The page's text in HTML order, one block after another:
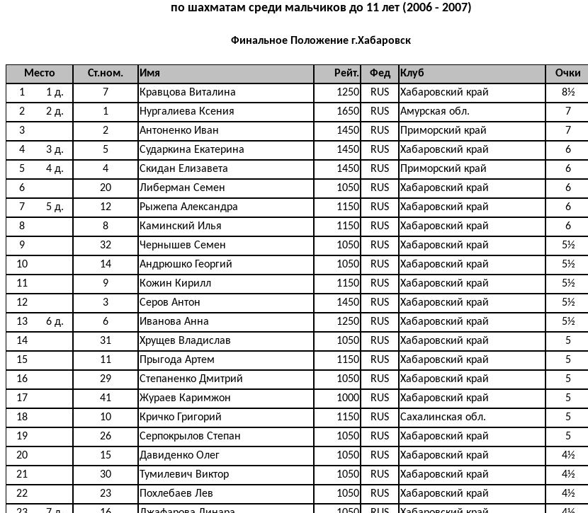
по шахматам среди мальчиков до 11 лет (2006 - 2007)
Финальное Положение г.Хабаровск
Место Ст.ном. Имя Рейт. Фед Клуб Очки
1
1 д. 7 Кравцова Виталина 1250 RUS Хабаровский край 8½
2
2 д. 1 Нургалиева Ксения 1650 RUS Амурская обл. 7
3
2 Антоненко Иван 1450 RUS Приморский край 7
4
3 д. 5 Сударкина Екатерина 1450 RUS Хабаровский край 6
5
4 д. 4 Скидан Елизавета 1450 RUS Приморский край 6
6
20 Либерман Семен 1050 RUS Хабаровский край 6
7
5 д. 12 Рыжепа Александра 1150 RUS Хабаровский край 6
8
8 Каминский Илья 1150 RUS Хабаровский край 6
9
32 Чернышев Семен 1050 RUS Хабаровский край 5½
10
14 Андрюшко Георгий 1050 RUS Хабаровский край 5½
11
9 Кожин Кирилл 1150 RUS Хабаровский край 5½
12
3 Серов Антон 1450 RUS Хабаровский край 5½
13
6 д. 6 Иванова Анна 1250 RUS Хабаровский край 5½
14
31 Хрущев Владислав 1050 RUS Хабаровский край 5
15
11 Прыгода Артем 1150 RUS Хабаровский край 5
16
29 Степаненко Дмитрий 1050 RUS Хабаровский край 5
17
41 Жураев Каримжон 1000 RUS Хабаровский край 5
18
10 Кричко Григорий 1150 RUS Сахалинская обл. 5
19
26 Серпокрылов Степан 1050 RUS Хабаровский край 5
20
15 Давиденко Олег 1050 RUS Хабаровский край 4½
21
30 Тумилевич Виктор 1050 RUS Хабаровский край 4½
22
23 Похлебаев Лев 1050 RUS Хабаровский край 4½